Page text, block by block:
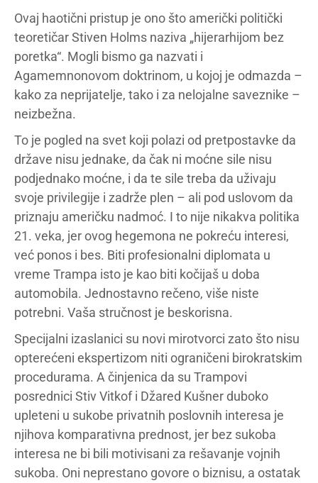
Ovaj haotični pristup je ono što američki politički
teoretičar Stiven Holms naziva „hijerarhijom bez
poretka“. Mogli bismo ga nazvati i
Agamemnonovom doktrinom, u kojoj je odmazda –
kako za neprijatelje, tako i za nelojalne saveznike –
neizbežna.
To je pogled na svet koji polazi od pretpostavke da
države nisu jednake, da čak ni moćne sile nisu
podjednako moćne, i da te sile treba da uživaju
svoje privilegije i zadrže plen – ali pod uslovom da
priznaju američku nadmoć. I to nije nikakva politika
21. veka, jer ovog hegemona ne pokreću interesi,
već ponos i bes. Biti profesionalni diplomata u
vreme Trampa isto je kao biti kočijaš u doba
automobila. Jednostavno rečeno, više niste
potrebni. Vaša stručnost je beskorisna.
Specijalni izaslanici su novi mirotvorci zato što nisu
opterećeni ekspertizom niti ograničeni birokratskim
procedurama. A činjenica da su Trampovi
posrednici Stiv Vitkof i Džared Kušner duboko
upleteni u sukobe privatnih poslovnih interesa je
njihova komparativna prednost, jer bez sukoba
interesa ne bi bili motivisani za rešavanje vojnih
sukoba. Oni neprestano govore o biznisu, a ostatak